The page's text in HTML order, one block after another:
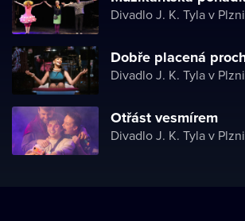
Divadlo J. K. Tyla v Plzni
Dobře placená
Divadlo J. K. Tyla v Plzni
Otřást vesmírem
Divadlo J. K. Tyla v Plzni